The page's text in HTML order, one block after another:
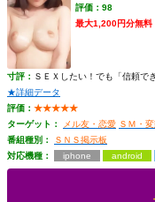
評価：98
最大1,200円分無料
寸評： ＳＥＸしたい！でも「信頼で
★詳細データ
評価： ★★★★★
ターゲット：
メル友・恋愛 ＳＭ・
番組種別：
ＳＮＳ掲示板
対応機種：
iphone android